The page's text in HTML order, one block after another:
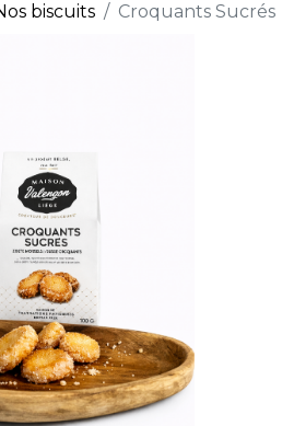
biscuits Croquants Sucrés